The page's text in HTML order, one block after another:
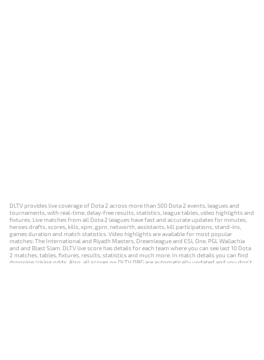
DLTV provides live coverage of Dota 2 across more than 500 Dota 2 events, leagues and
tournaments, with real-time, delay-free results, statistics, league tables, video highlights and
fixtures. Live matches from all Dota 2 leagues have fast and accurate updates for minutes,
heroes drafts, scores, kills, xpm, gpm, networth, assistants, kill participations, stand-ins,
games duration and match statistics. Video highlights are available for most popular
matches: The International and Riyadh Masters, Dreamleague and ESL One, PGL Wallachia
and and Blast Slam. DLTV live score has details for each team where you can see last 10 Dota
2 matches, tables, fixtures, results, statistics and much more. In match details you can find
dropping/rising odds. Also, all scores on DLTV.ORG are automatically updated and you don't